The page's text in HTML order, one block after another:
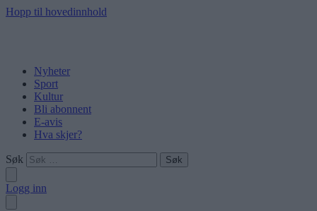
Hopp til hovedinnhold
Nyheter
Sport
Kultur
Bli abonnent
E-avis
Hva skjer?
Søk
Logg inn